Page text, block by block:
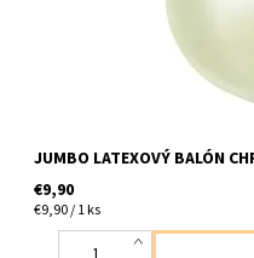
JUMBO LATEXOVÝ BALÓN
€9,90
€9,90 / 1 ks